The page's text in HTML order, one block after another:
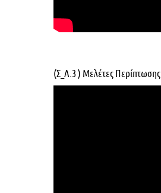
(Σ_Α.3 ) Μελέτες Περίπτωσης